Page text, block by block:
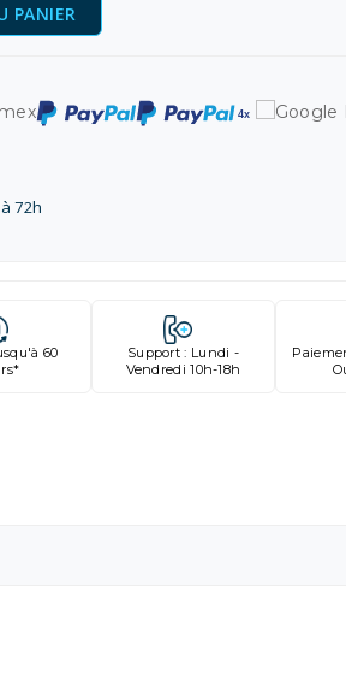
PANIER
72h
60
Support : Lundi -
Vendredi 10h-18h